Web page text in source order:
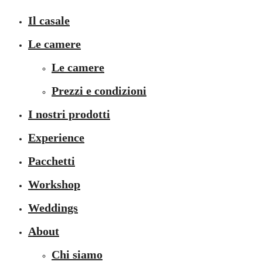
Il casale
Le camere
Le camere
Prezzi e condizioni
I nostri prodotti
Experience
Pacchetti
Workshop
Weddings
About
Chi siamo